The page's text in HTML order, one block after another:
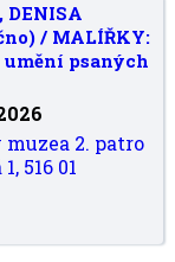
DENISA
/ MALÍŘKY:
psaných
2. patro
516 01